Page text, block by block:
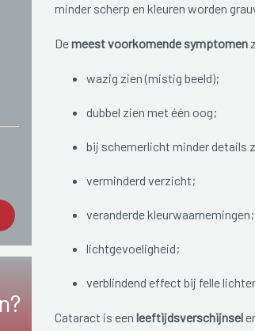
minder scherp en kleuren worden
Demeest voorkomende symptomen
wazig zien (mistig beeld);
dubbel zien met één oog;
bij schemerlicht minder details
verminderd verzicht;
veranderde kleurwaarnemingen;
lichtgevoeligheid;
verblindend effect bij felle
Cataract is een leeftijdsverschijnsel